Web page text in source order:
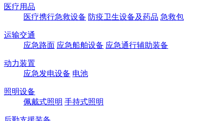
医疗用品
医疗携行急救设备 防疫卫生设备及药品 急救包
运输交通
应急路面 应急船舶设备 应急通行辅助装备
动力装置
应急发电设备 电池
照明设备
佩戴式照明 手持式照明